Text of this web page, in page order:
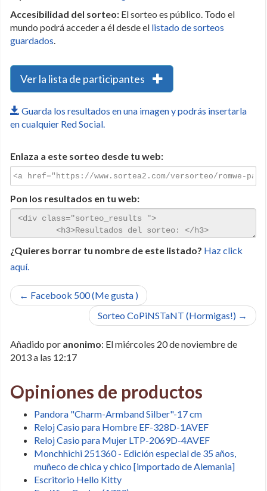
Accesibilidad del sorteo: El sorteo es público. Todo el
mundo podrá acceder a él desde el listado de sorteos
guardados.
Ver la lista de participantes
Guarda los resultados en una imagen y podrás insertarla
en cualquier Red Social.
Enlaza a este sorteo desde tu web:
Pon los resultados en tu web:
¿Quieres borrar tu nombre de este listado? Haz click
aquí.
← Facebook 500 (Me gusta )
Sorteo CoPiNSTaNT (Hormigas!) →
Añadido por anonimo: El miércoles 20 de noviembre de
2013 a las 12:17
Opiniones de productos
Pandora "Charm-Armband Silber"-17 cm
Reloj Casio para Hombre EF-328D-1AVEF
Reloj Casio para Mujer LTP-2069D-4AVEF
Monchhichi 251360 - Edición especial de 35 años,
muñeco de chica y chico [importado de Alemania]
Escritorio Hello Kitty